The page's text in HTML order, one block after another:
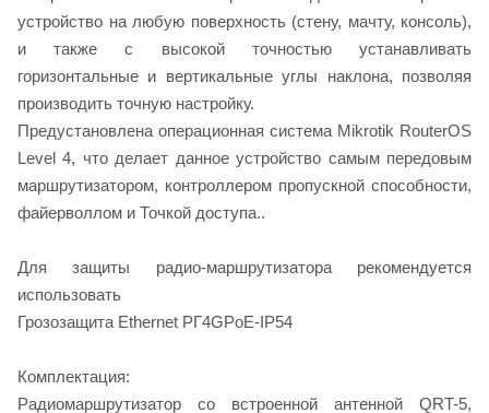
устройство на любую поверхность (стену, мачту, консоль),
и также с высокой точностью устанавливать
горизонтальные и вертикальные углы наклона, позволяя
производить точную настройку.
Предустановлена операционная система Mikrotik RouterOS
Level 4, что делает данное устройство самым передовым
маршрутизатором, контроллером пропускной способности,
файерволлом и Точкой доступа..
Для защиты радио-маршрутизатора рекомендуется
использовать
Грозозащита Ethernet РГ4GPoE-IP54
Комплектация:
Радиомаршрутизатор со встроенной антенной QRT-5,